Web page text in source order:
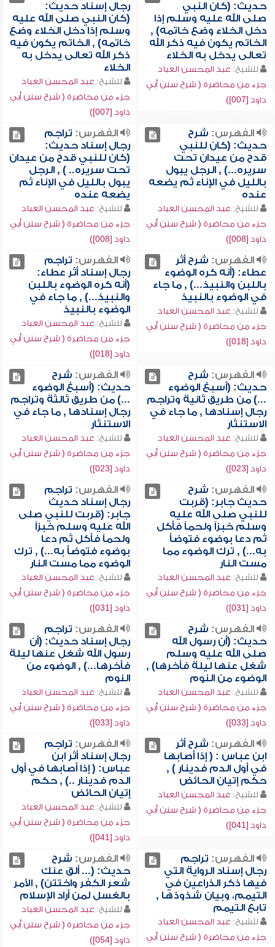
حديث: (كان النبي
صلى الله عليه وسلم إذا
دخل الخلاء وضع خاتمه) ,
الخاتم يكون فيه ذكر الله
تعالى يدخل به الخلاء
للشيخ: عبد المحسن العباد
جزء من محاضرة ( شرح سنن أبي
داود [007])
رجال إسناد حديث:
(كان النبي صلى الله عليه
وسلم إذا دخل الخلاء وضع
خاتمه) , الخاتم يكون فيه
ذكر الله تعالى يدخل به
الخلاء
للشيخ: عبد المحسن العباد
جزء من محاضرة ( شرح سنن أبي
داود [007])
الفهرس: شرح
حديث: (كان للنبي
قدح من عيدان تحت
سريره...) , الرجل يبول
بالليل في الإناء ثم يضعه
عنده
للشيخ: عبد المحسن العباد
جزء من محاضرة ( شرح سنن أبي
داود [008])
الفهرس: تراجم
رجال إسناد حديث:
(كان للنبي قدح من عيدان
تحت سريره.. ) , الرجل
يبول بالليل في الإناء ثم
يضعه عنده
للشيخ: عبد المحسن العباد
جزء من محاضرة ( شرح سنن أبي
داود [008])
الفهرس: شرح أثر
عطاء: (أنه كره الوضوء
باللبن والنبيذ...) , ما جاء
في الوضوء بالنبيذ
للشيخ: عبد المحسن العباد
جزء من محاضرة ( شرح سنن أبي
داود [018])
الفهرس: تراجم
رجال إسناد أثر عطاء:
(أنه كره الوضوء باللبن
والنبيذ...) , ما جاء في
الوضوء بالنبيذ
للشيخ: عبد المحسن العباد
جزء من محاضرة ( شرح سنن أبي
داود [018])
الفهرس: شرح
حديث: (أسبغ الوضوء
...) من طريق ثانية وتراجم
رجال إسنادها , ما جاء في
الاستنثار
للشيخ: عبد المحسن العباد
جزء من محاضرة ( شرح سنن أبي
داود [023])
الفهرس: شرح
حديث: (أسبغ الوضوء
...) من طريق ثالثة وتراجم
رجال إسنادها , ما جاء في
الاستنثار
للشيخ: عبد المحسن العباد
جزء من محاضرة ( شرح سنن أبي
داود [023])
الفهرس: شرح
حديث جابر: (قربت
للنبي صلى الله عليه
وسلم خبزاً ولحماً فأكل
ثم دعا بوضوء فتوضأ
به...) , ترك الوضوء مما
مست النار
للشيخ: عبد المحسن العباد
جزء من محاضرة ( شرح سنن أبي
داود [031])
الفهرس: تراجم
رجال إسناد حديث
جابر: (قربت للنبي صلى
الله عليه وسلم خبزاً
ولحماً فأكل ثم دعا
بوضوء فتوضأ به...) , ترك
الوضوء مما مست النار
للشيخ: عبد المحسن العباد
جزء من محاضرة ( شرح سنن أبي
داود [031])
الفهرس: شرح
حديث: (أن رسول الله
صلى الله عليه وسلم
شغل عنها ليلة فأخرها) ,
الوضوء من النوم
للشيخ: عبد المحسن العباد
جزء من محاضرة ( شرح سنن أبي
داود [033])
الفهرس: تراجم
رجال إسناد حديث: (أن
رسول الله شغل عنها ليلة
فأخرها...) , الوضوء من
النوم
للشيخ: عبد المحسن العباد
جزء من محاضرة ( شرح سنن أبي
داود [033])
الفهرس: شرح أثر
ابن عباس : ( إذا أصابها
في أول الدم فدينار ) ,
حكم إتيان الحائض
للشيخ: عبد المحسن العباد
جزء من محاضرة ( شرح سنن أبي
داود [041])
الفهرس: تراجم
رجال إسناد أثر ابن
عباس: ( إذا أصابها في أول
الدم فدينار ..) , حكم
إتيان الحائض
للشيخ: عبد المحسن العباد
جزء من محاضرة ( شرح سنن أبي
داود [041])
الفهرس: تراجم
رجال إسناد الرواية التي
فيها ذكر الذراعين في
التيمم، وبيان شذوذها ,
تابع التيمم
للشيخ: عبد المحسن العباد
جزء من محاضرة ( شرح سنن أبي
الفهرس: شرح
حديث: (... ألق عنك
شعر الكفر واختتن) , الأمر
بالغسل لمن أراد الإسلام
للشيخ: عبد المحسن العباد
جزء من محاضرة ( شرح سنن أبي
داود [054])